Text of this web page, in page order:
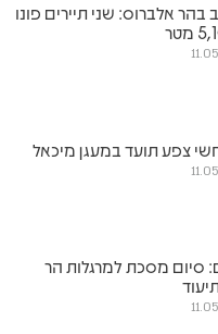
בהר אלברוס: שני תיירים פונו
צפע תועד במעגן מיכאל
סיום מסכת למרגלות הר